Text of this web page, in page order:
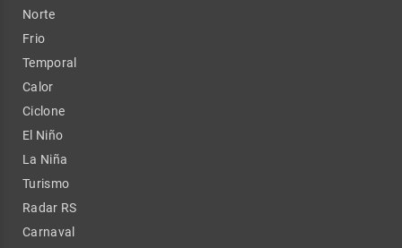
Norte
Frio
Temporal
Calor
Ciclone
El Niño
La Niña
Turismo
Radar RS
Carnaval